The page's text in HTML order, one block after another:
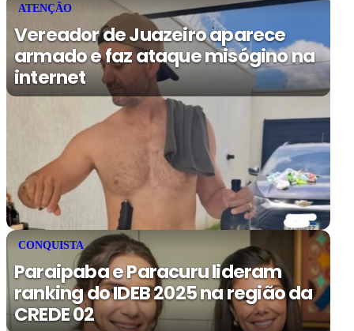
ATENÇÃO
Vereador de Juazeiro aparece
armado e faz ataque misógino na
internet
CONQUISTA
Paraipaba e Paracuru lideram
ranking do IDEB 2025 na região da
CREDE 02